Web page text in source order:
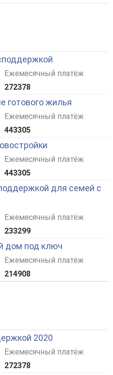
Ежемесячный платёж
272378
готового жилья
Ежемесячный платёж
443305
Ежемесячный платёж
443305
для семей с
Ежемесячный платёж
233299
дом под ключ
Ежемесячный платёж
214908
2020
Ежемесячный платёж
272378